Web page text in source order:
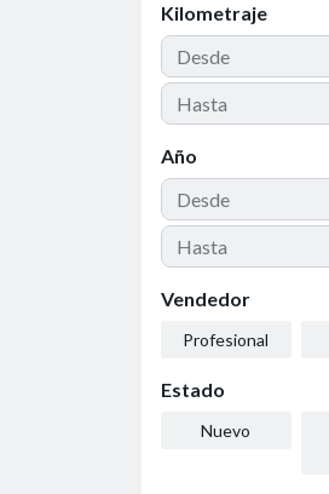
Kilometraje
Año
Vendedor
Profesional
Estado
Nuevo